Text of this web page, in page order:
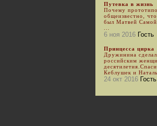
Путевка в жизнь
Почему
общеизвестно,
был Матвей
6 ноя 2016 Гость
Принцесса цирка
Дружинина
российским
Кеблушек и
24 окт 2016 Гость